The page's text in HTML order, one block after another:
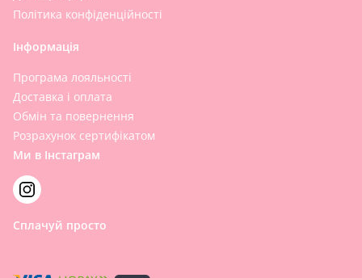
Політика конфіденційності
Інформація
Програма лояльності
Доставка і оплата
Обмін та повернення
Розрахунок сертифікатом
Ми в Інстаграм
Сплачуй просто